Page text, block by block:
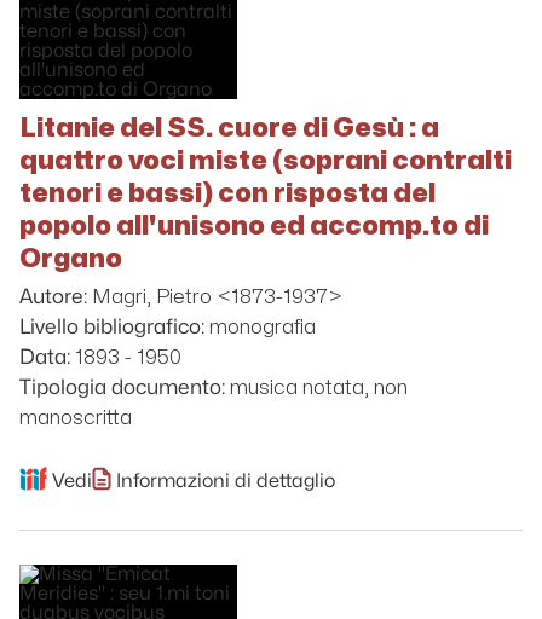
Litanie del SS. cuore di Gesù : a
quattro voci miste (soprani contralti
tenori e bassi) con risposta del
popolo all'unisono ed accomp.to di
Organo
Autore: Magri, Pietro <1873-1937>
Livello bibliografico: monografia
Data: 1893 - 1950
Tipologia documento: musica notata, non
manoscritta
Vedi Informazioni di dettaglio